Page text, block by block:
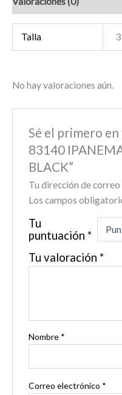
Talla
No hay valoraciones aún.
Sé el primero
83140
BLACK”
Tu dirección de
Los campos
Tu
puntuación *
Tu valoración *
Nombre *
Correo electrónico *